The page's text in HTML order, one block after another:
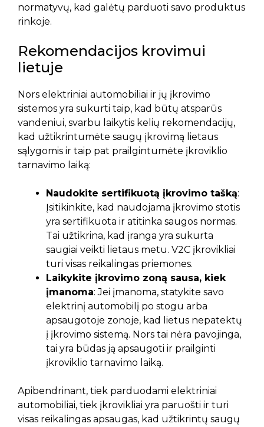
normatyvų, kad galėtų parduoti savo produktus
rinkoje.
Rekomendacijos krovimui
lietuje
Nors elektriniai automobiliai ir jų įkrovimo
sistemos yra sukurti taip, kad būtų atsparūs
vandeniui, svarbu laikytis kelių rekomendacijų,
kad užtikrintumėte saugų įkrovimą lietaus
sąlygomis ir taip pat prailgintumėte įkroviklio
tarnavimo laiką:
Naudokite sertifikuotą įkrovimo tašką:
Įsitikinkite, kad naudojama įkrovimo stotis
yra sertifikuota ir atitinka saugos normas.
Tai užtikrina, kad įranga yra sukurta
saugiai veikti lietaus metu. V2C įkrovikliai
turi visas reikalingas priemones.
Laikykite įkrovimo zoną sausa, kiek
įmanoma: Jei įmanoma, statykite savo
elektrinį automobilį po stogu arba
apsaugotoje zonoje, kad lietus nepatektų
į įkrovimo sistemą. Nors tai nėra pavojinga,
tai yra būdas ją apsaugoti ir prailginti
įkroviklio tarnavimo laiką.
Apibendrinant, tiek parduodami elektriniai
automobiliai, tiek įkrovikliai yra paruošti ir turi
visas reikalingas apsaugas, kad užtikrintų saugų